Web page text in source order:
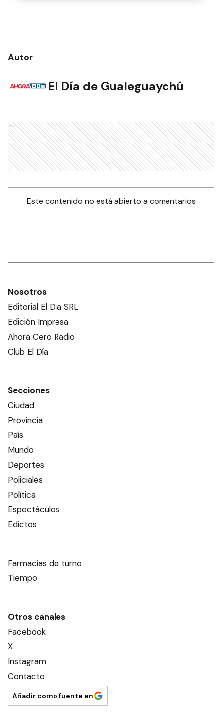
Autor
El Día de Gualeguaychú
Ads
Este contenido no está abierto a comentarios
Nosotros
Editorial El Dia SRL
Edición Impresa
Ahora Cero Radio
Club El Día
Secciones
Ciudad
Provincia
País
Mundo
Deportes
Policiales
Política
Espectáculos
Edictos
Farmacias de turno
Tiempo
Otros canales
Facebook
X
Instagram
Contacto
Añadir como fuente en